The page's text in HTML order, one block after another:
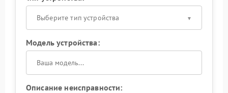
Выберите тип устройства
Модель устройства:
Описание неисправности: